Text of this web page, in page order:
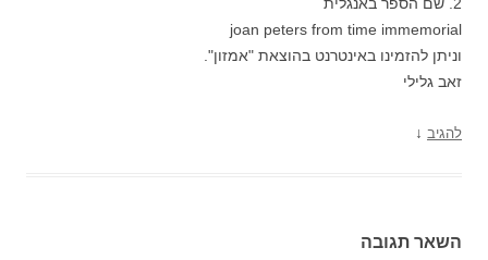
joan peters from time immemorial
וניתן להזמינו באינטרנט בהוצאת "אמזון".
זאב גלילי
להגיב ↓
השאר תגובה